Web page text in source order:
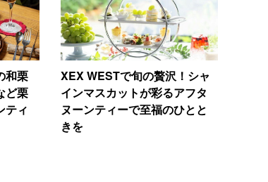
和栗
ど栗
ティ
XEX WESTで旬の贅沢！シャ
インマスカットが彩るアフタ
ヌーンティーで至福のひとと
きを